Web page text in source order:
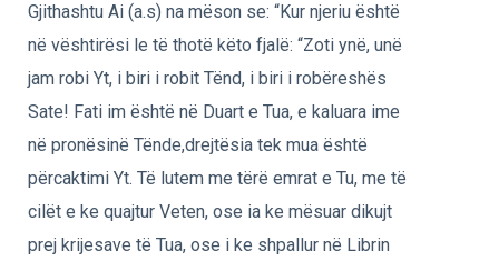
Gjithashtu Ai (a.s) na mëson se: “Kur njeriu është
në vështirësi le të thotë këto fjalë: “Zoti ynë, unë
jam robi Yt, i biri i robit Tënd, i biri i robëreshës
Sate! Fati im është në Duart e Tua, e kaluara ime
në pronësinë Tënde,drejtësia tek mua është
përcaktimi Yt. Të lutem me tërë emrat e Tu, me të
cilët e ke quajtur Veten, ose ia ke mësuar dikujt
prej krijesave të Tua, ose i ke shpallur në Librin